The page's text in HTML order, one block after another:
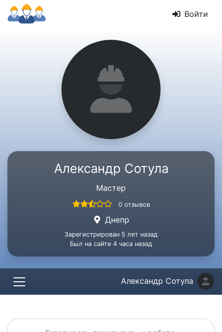
Войти
Александр Сотула
Мастер
0 отзывов
Днепр
Зарегистрирован 5 лет назад
Был на сайте 4 часа назад
Александр Сотула